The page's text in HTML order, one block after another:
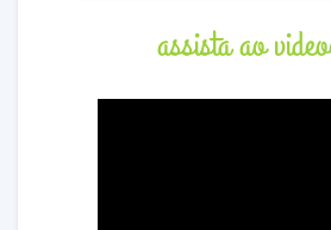
assista ao